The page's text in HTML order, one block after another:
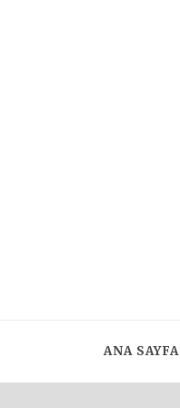
ANA SAYFA